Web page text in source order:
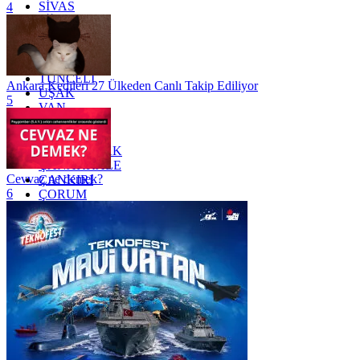
SİVAS
SİİRT
TEKİRDAĞ
TOKAT
TRABZON
TUNCELİ
UŞAK
VAN
YALOVA
YOZGAT
ZONGULDAK
ÇANAKKALE
ÇANKIRI
ÇORUM
İSTANBUL
İZMİR
ŞANLIURFA
ŞIRNAK
4
Ankara Kedileri 27 Ülkeden Canlı Takip Ediliyor
5
Cevvaz ne demek?
6